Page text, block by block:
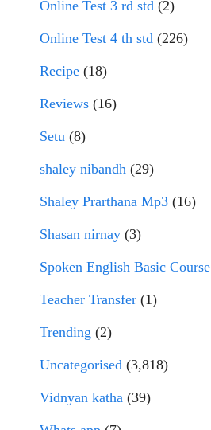
Online Test 3 rd std (2)
Online Test 4 th std (226)
Recipe (18)
Reviews (16)
Setu (8)
shaley nibandh (29)
Shaley Prarthana Mp3 (16)
Shasan nirnay (3)
Spoken English Basic Course
Teacher Transfer (1)
Trending (2)
Uncategorised (3,818)
Vidnyan katha (39)